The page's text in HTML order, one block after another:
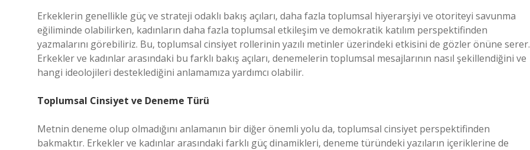
Erkeklerin genellikle güç ve strateji odaklı bakış açıları, daha fazla toplumsal hiyerarşiyi ve otoriteyi savunma
eğiliminde olabilirken, kadınların daha fazla toplumsal etkileşim ve demokratik katılım perspektifinden
yazmalarını görebiliriz. Bu, toplumsal cinsiyet rollerinin yazılı metinler üzerindeki etkisini de gözler önüne serer.
Erkekler ve kadınlar arasındaki bu farklı bakış açıları, denemelerin toplumsal mesajlarının nasıl şekillendiğini ve
hangi ideolojileri desteklediğini anlamamıza yardımcı olabilir.
Toplumsal Cinsiyet ve Deneme Türü
Metnin deneme olup olmadığını anlamanın bir diğer önemli yolu da, toplumsal cinsiyet perspektifinden
bakmaktır. Erkekler ve kadınlar arasındaki farklı güç dinamikleri, deneme türündeki yazıların içeriklerine de